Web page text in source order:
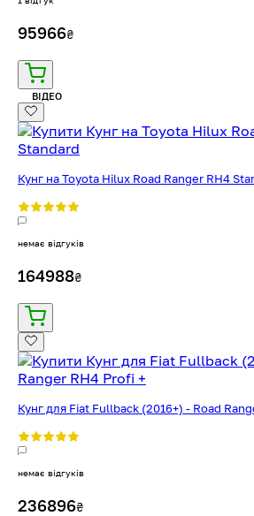
95966₴
ВІДЕО
Кунг на Toyota Hilux Road Ranger RH4
немає відгуків
164988₴
Кунг для Fiat Fullback (2016+) - Road
немає відгуків
236896₴